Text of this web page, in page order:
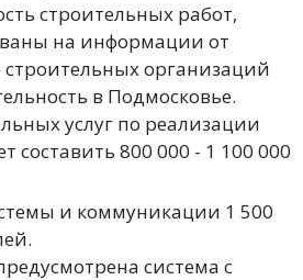
строительных работ,
на информации от
организаций
в Подмосковье.
услуг по реализации
составить 800 000 - 1 100 000
и коммуникации 1 500
система с